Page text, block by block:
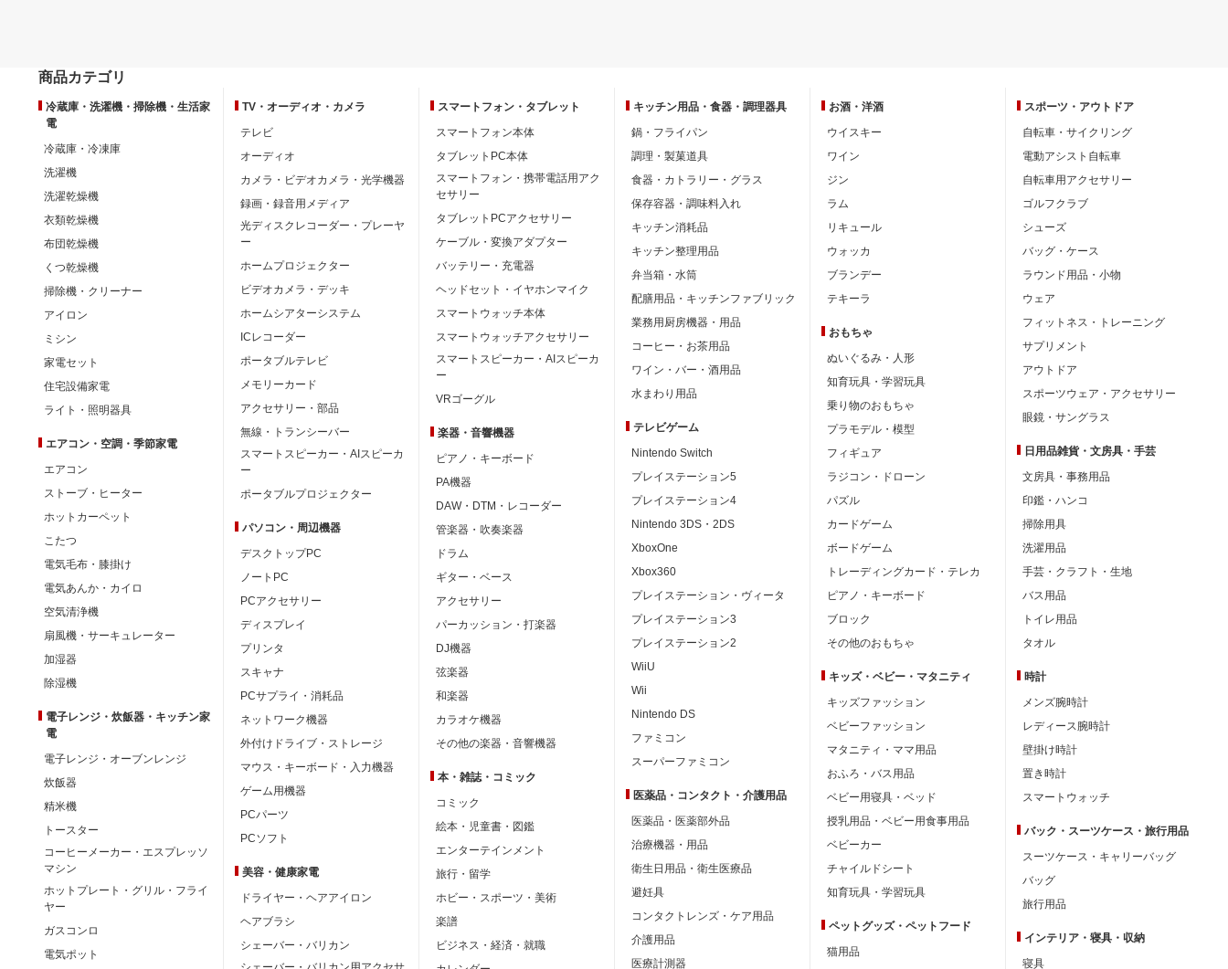
商品カテゴリ
冷蔵庫・洗濯機・掃除機・生活家
電
冷蔵庫・冷凍庫
洗濯機
洗濯乾燥機
衣類乾燥機
布団乾燥機
くつ乾燥機
掃除機・クリーナー
アイロン
ミシン
家電セット
住宅設備家電
ライト・照明器具
エアコン・空調・季節家電
エアコン
ストーブ・ヒーター
ホットカーペット
こたつ
電気毛布・膝掛け
電気あんか・カイロ
空気清浄機
扇風機・サーキュレーター
加湿器
除湿機
電子レンジ・炊飯器・キッチン家
電
電子レンジ・オーブンレンジ
炊飯器
精米機
トースター
コーヒーメーカー・エスプレッソ
マシン
ホットプレート・グリル・フライ
ヤー
ガスコンロ
電気ポット
TV・オーディオ・カメラ
テレビ
オーディオ
カメラ・ビデオカメラ・光学機器
録画・録音用メディア
光ディスクレコーダー・プレーヤ
ー
ホームプロジェクター
ビデオカメラ・デッキ
ホームシアターシステム
ICレコーダー
ポータブルテレビ
メモリーカード
アクセサリー・部品
無線・トランシーバー
スマートスピーカー・AIスピーカ
ー
ポータブルプロジェクター
パソコン・周辺機器
デスクトップPC
ノートPC
PCアクセサリー
ディスプレイ
プリンタ
スキャナ
PCサプライ・消耗品
ネットワーク機器
外付けドライブ・ストレージ
マウス・キーボード・入力機器
ゲーム用機器
PCパーツ
PCソフト
美容・健康家電
ドライヤー・ヘアアイロン
ヘアブラシ
シェーバー・バリカン
スマートフォン・ タブレット
スマートフォン本体
タブレットPC本体
スマートフォン・携帯電話用アク
セサリー
タブレットPCアクセサリー
ケーブル・変換アダプター
バッテリー・充電器
ヘッドセット・イヤホンマイク
スマートウォッチ本体
スマートウォッチアクセサリー
スマートスピーカー・AIスピーカ
ー
VRゴーグル
楽器・音響機器
ピアノ・キーボード
PA機器
DAW・DTM・レコーダー
管楽器・吹奏楽器
ドラム
ギター・ベース
アクセサリー
パーカッション・打楽器
DJ機器
弦楽器
和楽器
カラオケ機器
その他の楽器・音響機器
本・雑誌・コミック
コミック
絵本・児童書・図鑑
エンターテインメント
旅行・留学
ホビー・スポーツ・美術
楽譜
ビジネス・経済・就職
キッチン用品・ 食器・調理器具
鍋・フライパン
調理・製菓道具
食器・カトラリー・グラス
保存容器・調味料入れ
キッチン消耗品
キッチン整理用品
弁当箱・水筒
配膳用品・キッチンファブリック
業務用厨房機器・用品
コーヒー・お茶用品
ワイン・バー・酒用品
水まわり用品
テレビゲーム
Nintendo Switch
プレイステーション5
プレイステーション4
Nintendo 3DS・2DS
XboxOne
Xbox360
プレイステーション・ヴィータ
プレイステーション3
プレイステーション2
WiiU
Wii
Nintendo DS
ファミコン
スーパーファミコン
医薬品・コンタクト・介護用品
医薬品・医薬部外品
治療機器・用品
衛生日用品・衛生医療品
避妊具
コンタクトレンズ・ケア用品
介護用品
医療計測器
お酒・洋酒
ウイスキー
ワイン
ジン
ラム
リキュール
ウォッカ
ブランデー
テキーラ
おもちゃ
ぬいぐるみ・人形
知育玩具・学習玩具
乗り物のおもちゃ
プラモデル・模型
フィギュア
ラジコン・ドローン
パズル
カードゲーム
ボードゲーム
トレーディングカード・テレカ
ピアノ・キーボード
ブロック
その他のおもちゃ
キッズ・ベビー・ マタニティ
キッズファッション
ベビーファッション
マタニティ・ママ用品
おふろ・バス用品
ベビー用寝具・ベッド
授乳用品・ベビー用食事用品
ベビーカー
チャイルドシート
知育玩具・学習玩具
ペットグッズ・ペットフード
猫用品
スポーツ・ アウトドア
自転車・サイクリング
電動アシスト自転車
自転車用アクセサリー
ゴルフクラブ
シューズ
バッグ・ケース
ラウンド用品・小物
ウェア
フィットネス・トレーニング
サプリメント
アウトドア
スポーツウェア・アクセサリー
眼鏡・サングラス
日用品雑貨・文房具・手芸
文房具・事務用品
印鑑・ハンコ
掃除用具
洗濯用品
手芸・クラフト・生地
バス用品
トイレ用品
タオル
時計
メンズ腕時計
レディース腕時計
壁掛け時計
置き時計
スマートウォッチ
バック・スーツケース・旅行用品
スーツケース・キャリーバッグ
バッグ
旅行用品
インテリア・ 寝具・収納
寝具